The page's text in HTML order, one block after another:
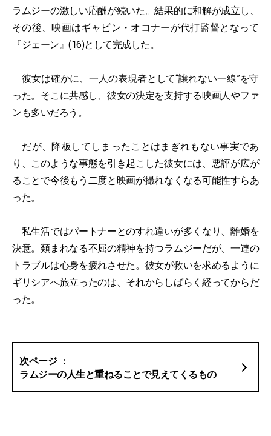
ラムジーの激しい応酬が続いた。結果的に和解が成立し、
その後、映画はギャビン・オコナーが代打監督となって
『ジェーン』(16)として完成した。
彼女は確かに、一人の表現者として“譲れない一線”を守
った。そこに共感し、彼女の決定を支持する映画人やファ
ンも多いだろう。
だが、降板してしまったことはまぎれもない事実であ
り、このような事態を引き起こした彼女には、悪評が広が
ることで今後もう二度と映画が撮れなくなる可能性すらあ
った。
私生活ではパートナーとのすれ違いが多くなり、離婚を
決意。類まれなる不屈の精神を持つラムジーだが、一連の
トラブルは心身を疲れさせた。彼女が救いを求めるように
ギリシアへ旅立ったのは、それからしばらく経ってからだ
った。
ラムジーの人生と重ねることで見えてくるもの